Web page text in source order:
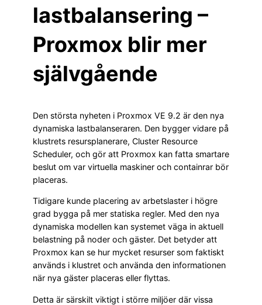
lastbalansering –
Proxmox blir mer
självgående
Den största nyheten i Proxmox VE 9.2 är den nya
dynamiska lastbalanseraren. Den bygger vidare på
klustrets resursplanerare, Cluster Resource
Scheduler, och gör att Proxmox kan fatta smartare
beslut om var virtuella maskiner och containrar bör
placeras.
Tidigare kunde placering av arbetslaster i högre
grad bygga på mer statiska regler. Med den nya
dynamiska modellen kan systemet väga in aktuell
belastning på noder och gäster. Det betyder att
Proxmox kan se hur mycket resurser som faktiskt
används i klustret och använda den informationen
när nya gäster placeras eller flyttas.
Detta är särskilt viktigt i större miljöer där vissa